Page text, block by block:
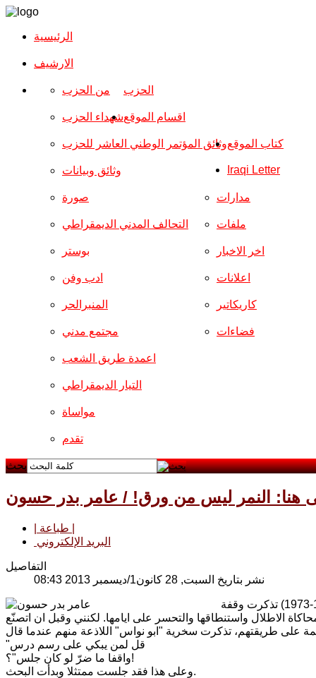
الرئيسية
الارشیف
الحزب من الحزب
شهداء الحزب
وثائق المؤتمر الوطني العاشر للحزب
وثائق وبيانات
اقسام الموقع
صورة
التحالف المدني الديمقراطي
بوستر
ادب وفن
المنبرالحر
مجتمع مدني
مدارات
ملفات
اخر الاخبار
اعلانات
كاريكاتير
فضاءات
اعمدة طريق الشعب
التيار الديمقراطي
مواساة
تقدم
كتاب الموقع
Iraqi Letter
بحث
هنا: النمر ليس من ورق! / عامر بدر حسون
البريد الإلكتروني
التفاصيل
نشر بتاريخ السبت, 28 كانون1/ديسمبر 2013 08:43
عندما وقفت في ارشيف "طريق الشعب" باحثا عن مقالتي الاولى (نشرت في 6-10-1973) تذكرت وقفة
الاطلال واستنطاقها والتحسر على ايامها. لكنني وقبل ان اتصنّع
"قل لمن يبكي على رسم درس
واقفا ما ضرّ لو كان جلس"؟!
وعلى هذا فقد جلست ممتثلا وبدأت البحث.